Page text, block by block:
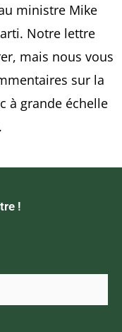
ministre Mike
Notre lettre
mais nous vous
sur la
à grande échelle
!